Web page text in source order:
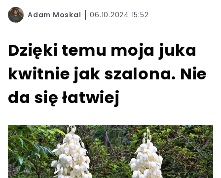
Adam Moskal 06.10.2024 15:52
Dzięki temu moja juka
kwitnie jak szalona. Nie
da się łatwiej